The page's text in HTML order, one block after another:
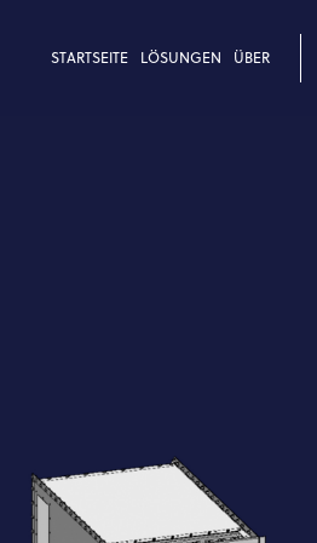
STARTSEITE LÖSUNGEN ÜBER